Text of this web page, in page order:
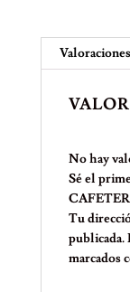
No hay
Sé el
Tu
publicada.
marcados